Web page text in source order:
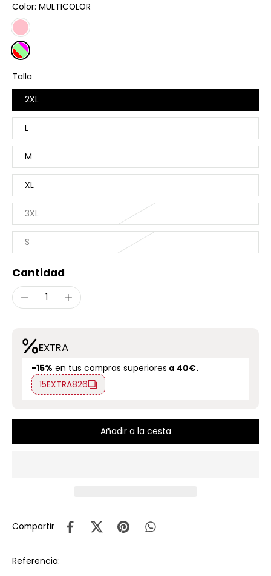
Color: MULTICOLOR
Talla
2XL
L
M
XL
3XL
S
Cantidad
EXTRA
-15% en tus compras superiores a 40€.
15EXTRA826
Añadir a la cesta
Compartir
Referencia: